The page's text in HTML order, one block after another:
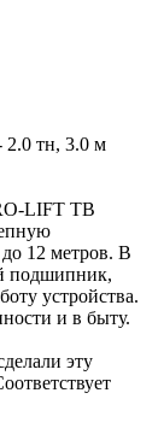
2.0 тн, 3.0 м
LIFT ТВ
12 метров. В
подшипник,
устройства.
и в быту.
эту